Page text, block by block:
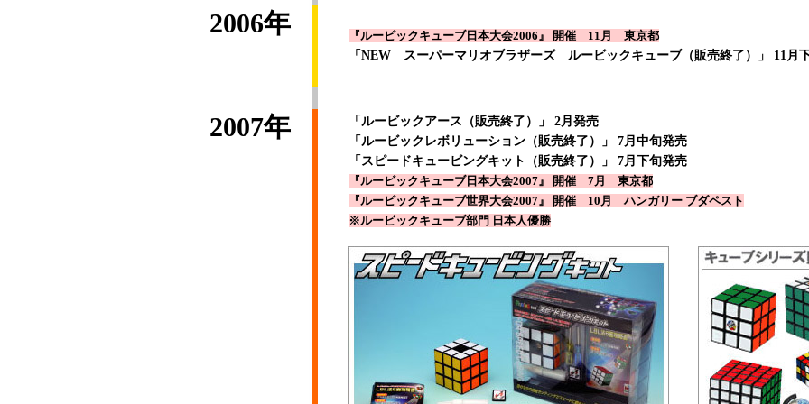
2006年
『ルービックキューブ日本大会2006』 開催 11月 東京都
「NEW スーパーマリオブラザーズ ルービックキューブ（販売終了）」 11月
2007年
「ルービックアース（販売終了）」 2月発売
「ルービックレボリューション（販売終了）」 7月中旬発売
「スピードキュービングキット（販売終了）」 7月下旬発売
『ルービックキューブ日本大会2007』 開催 7月 東京都
『ルービックキューブ世界大会2007』 開催 10月 ハンガリー ブダペスト
※ルービックキューブ部門 日本人優勝